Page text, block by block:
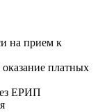
на прием к
оказание платных
ЕРИП